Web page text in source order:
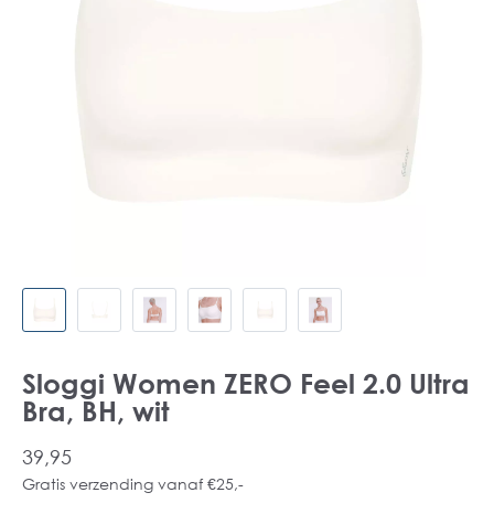
Sloggi Women ZERO Feel 2.0 Ultra
Bra, BH, wit
39,95
Gratis verzending vanaf €25,-